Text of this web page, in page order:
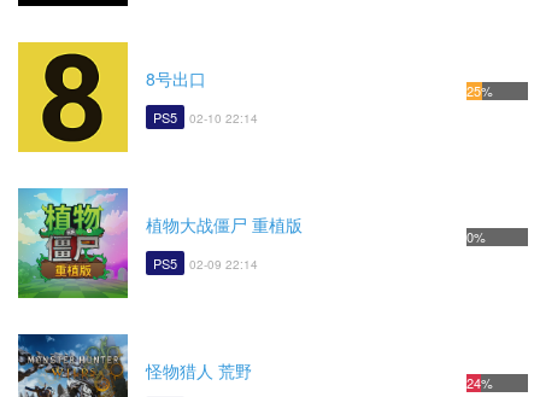
8号出口
PS5 02-10 22:14
25%
植物大战僵尸 重植版
PS5 02-09 22:14
0%
怪物猎人 荒野 24%